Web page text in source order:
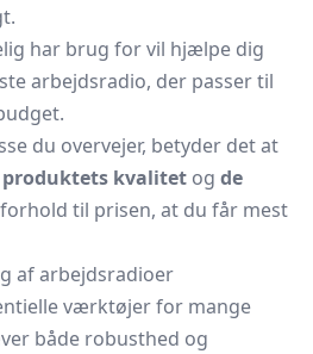
har brug for vil hjælpe dig
arbejdsradio, der passer til
du overvejer, betyder det at
produktets kvalitet og de
til prisen, at du får mest
af arbejdsradioer
værktøjer for mange
både robusthed og